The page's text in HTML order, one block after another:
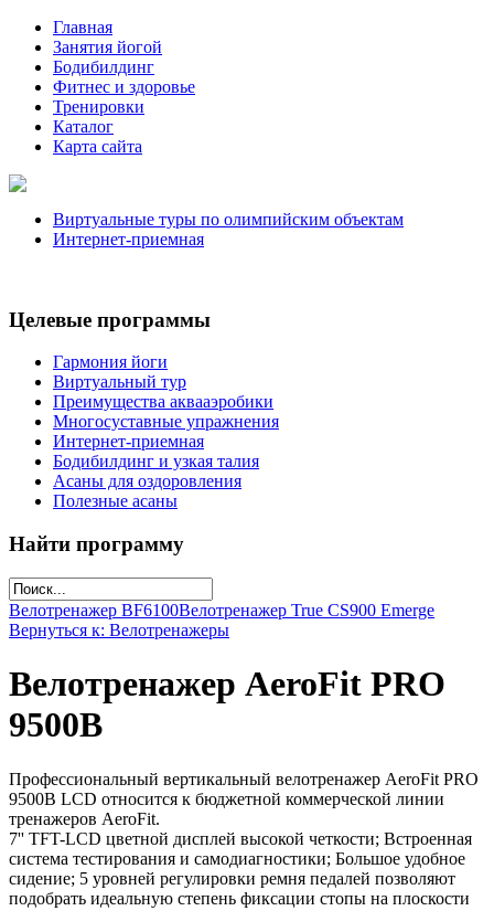
Главная
Занятия йогой
Бодибилдинг
Фитнес и здоровье
Тренировки
Каталог
Карта сайта
Виртуальные туры по олимпийским объектам
Интернет-приемная
Целевые программы
Гармония йоги
Виртуальный тур
Преимущества аквааэробики
Многосуставные упражнения
Интернет-приемная
Бодибилдинг и узкая талия
Асаны для оздоровления
Полезные асаны
Найти программу
Велотренажер ВF6100Велотренажер True CS900 Emerge
Вернуться к: Велотренажеры
Велотренажер AeroFit PRO
9500B
Профессиональный вертикальный велотренажер AeroFit PRO
9500B LCD относится к бюджетной коммерческой линии
тренажеров AeroFit.
7'' TFT-LCD цветной дисплей высокой четкости; Встроенная
система тестирования и самодиагностики; Большое удобное
сидение; 5 уровней регулировки ремня педалей позволяют
подобрать идеальную степень фиксации стопы на плоскости